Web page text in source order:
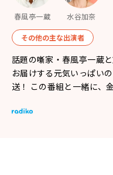
春風亭一蔵 水谷加奈
その他の主な出演者
話題の噺家・春風亭一蔵
お届けする元気いっぱい
送！ この番組と一緒に、